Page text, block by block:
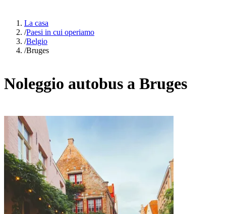
La casa
/Paesi in cui operiamo
/Belgio
/Bruges
Noleggio autobus a Bruges